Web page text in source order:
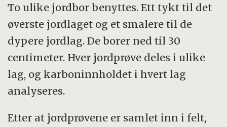
To ulike jordbor benyttes. Ett tykt til det
øverste jordlaget og et smalere til de
dypere jordlag. De borer ned til 30
centimeter. Hver jordprøve deles i ulike
lag, og karboninnholdet i hvert lag
analyseres.
Etter at jordprøvene er samlet inn i felt,